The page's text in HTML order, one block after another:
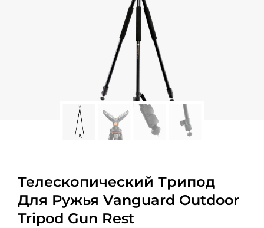
Телескопический Трипод
Для Ружья Vanguard Outdoor
Tripod Gun Rest